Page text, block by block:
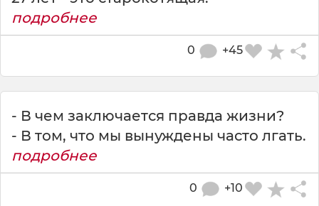
подробнее
+45
0
- В чем заключается правда жизни?
- В том, что мы вынуждены часто лгать.
подробнее
+10
0